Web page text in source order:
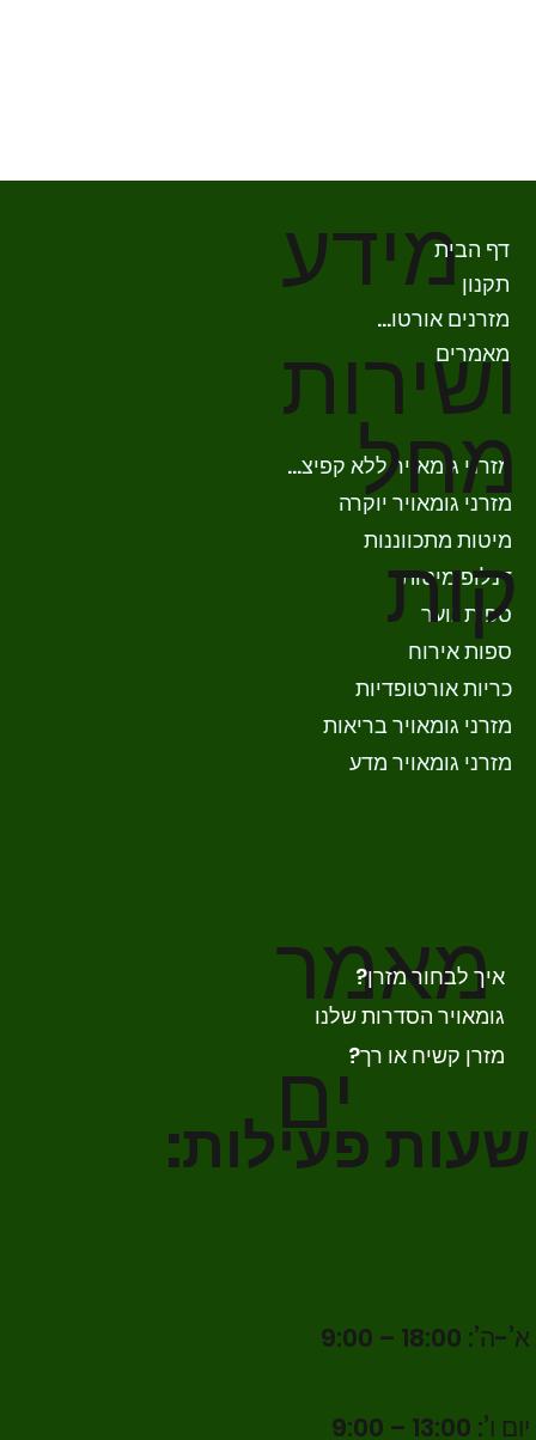
שעות פעילות:
א’-ה’: 18:00 – 9:00
יום ו’: 13:00 – 9:00
מידע
ושירות
דף הבית
תקנון
מזרנים אורטופדים
מאמרים
מאמר
ים
מזרני גומאויר ללא קפיצים
מזרני גומאויר יוקרה
מיטות מתכווננות
דנלופ מיטות
ספות נוער
ספות אירוח
כריות אורטופדיות
מזרני גומאויר בריאות
מזרני גומאויר מדע
איך לבחור מזרן?
גומאויר הסדרות שלנו
מזרן קשיח או רך?
מחל
קות